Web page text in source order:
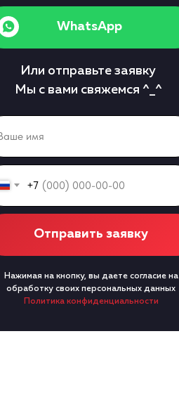
Или отправьте заявку
Мы с вами свяжемся ^_^
WhatsApp
Нажимая на кнопку, вы даете согласие на
обработку своих персональных данных
Политика конфиденциальности
+7
Отправить заявку